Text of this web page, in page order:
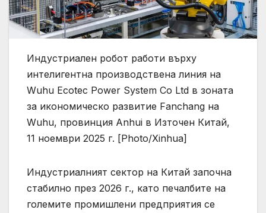
Индустриален робот работи върху
интелигентна производствена линия на
Wuhu Ecotec Power System Co Ltd в зоната
за икономическо развитие Fanchang на
Wuhu, провинция Anhui в Източен Китай,
11 ноември 2025 г. [Photo/Xinhua]
Индустриалният сектор на Китай започна
стабилно през 2026 г., като печалбите на
големите промишлени предприятия се